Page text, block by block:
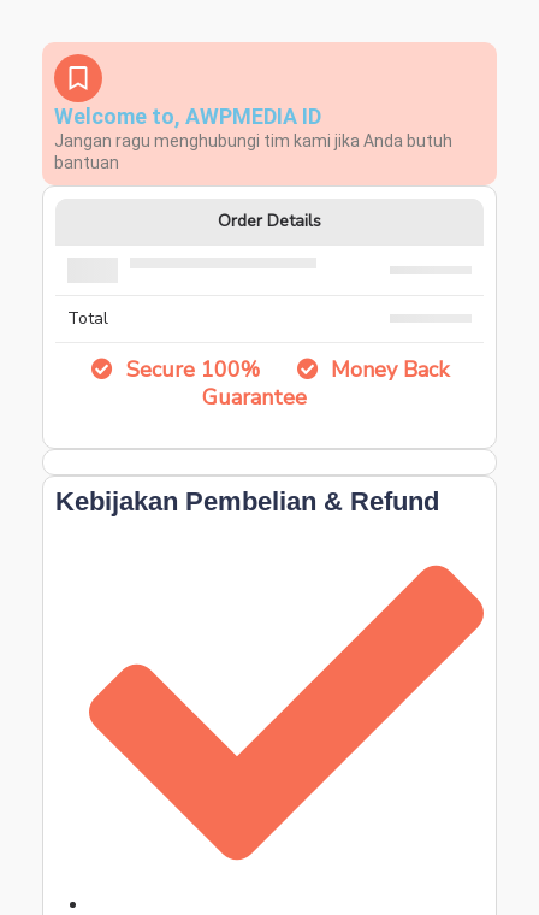
Welcome to, AWPMEDIA ID
Jangan ragu menghubungi tim kami jika Anda butuh
bantuan
Order Details
Total
Secure 100%
Money Back
Guarantee
Kebijakan Pembelian & Refund